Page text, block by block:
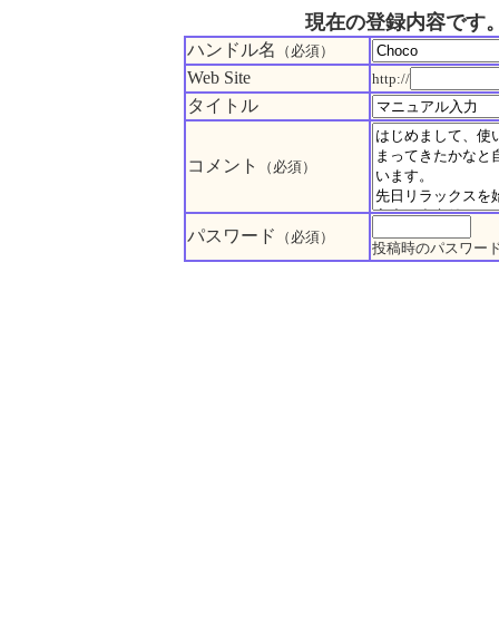
現在の登録内容です
ハンドル名 （必須）
Web Site http://
タイトル
コメント （必須）
パスワード （必須）
投稿時のパスワー